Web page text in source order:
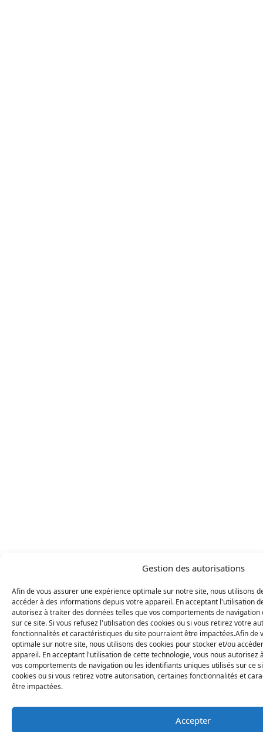
Gestion des autorisations
Afin de vous assurer une expérience optimale sur notre site, nous utilisons
accéder à des informations depuis votre appareil. En acceptant l'utilisation
autorisez à traiter des données telles que vos comportements de
sur ce site. Si vous refusez l'utilisation des cookies ou si vous retirez votre
fonctionnalités et caractéristiques du site pourraient être impactées.Afin de
optimale sur notre site, nous utilisons des cookies pour stocker et/ou
appareil. En acceptant l'utilisation de cette technologie, vous nous autorisez
vos comportements de navigation ou les identifiants uniques utilisés sur ce
cookies ou si vous retirez votre autorisation, certaines fonctionnalités et
être impactées.
Accepter